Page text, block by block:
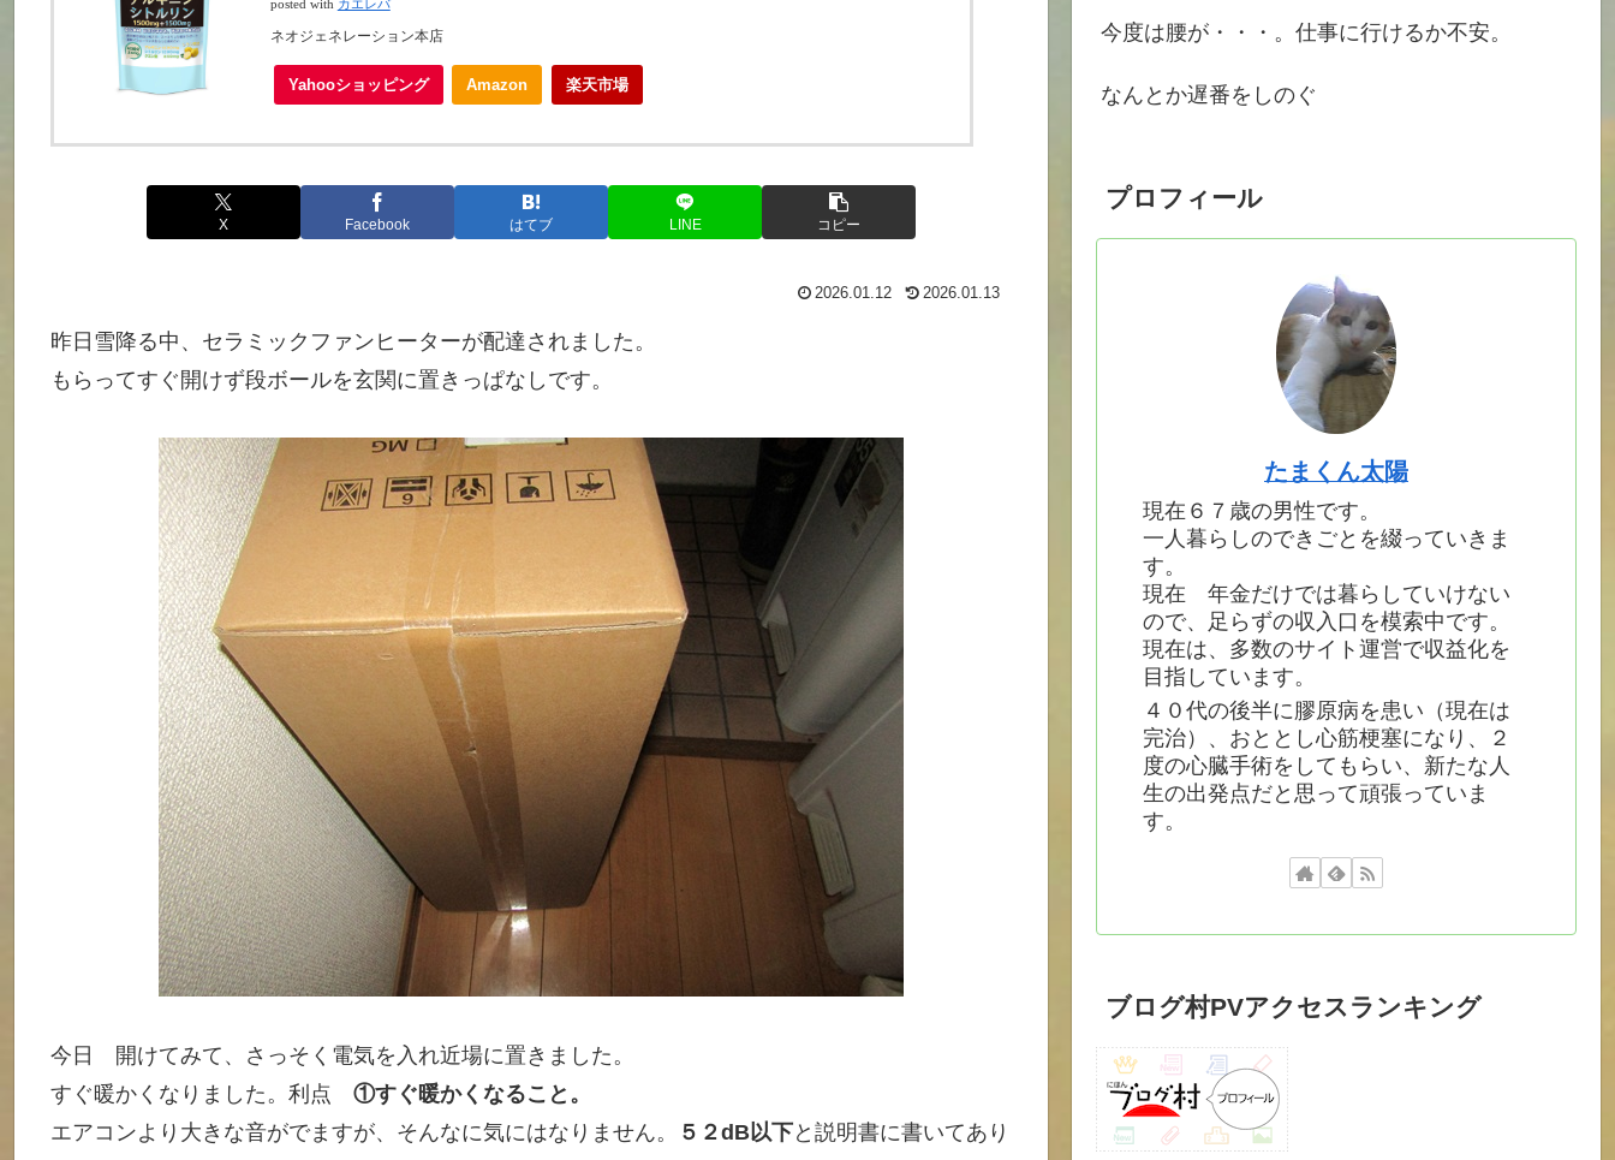
posted with カエレバ
ネオジェネレーション本店
Yahooショッピング Amazon 楽天市場
X Facebook はてブ LINE コピー
2026.01.12 2026.01.13
昨日雪降る中、セラミックファンヒーターが配達されました。
もらってすぐ開けず段ボールを玄関に置きっぱなしです。
今日 開けてみて、さっそく電気を入れ近場に置きました。
すぐ暖かくなりました。利点 ①すぐ暖かくなること。
エアコンより大きな音がでますが、そんなに気にはなりません。
５２dB以下と説明書に書いてあり
今度は腰が・・・。仕事に行けるか不安。
なんとか遅番をしのぐ
プロフィール
たまくん太陽
現在６７歳の男性です。
一人暮らしのできごとを綴っていきま
す。
現在 年金だけでは暮らしていけない
ので、足らずの収入口を模索中です。
現在は、多数のサイト運営で収益化を
目指しています。
４０代の後半に膠原病を患い（現在は
完治）、おととし心筋梗塞になり、２
度の心臓手術をしてもらい、新たな人
生の出発点だと思って頑張っていま
す。
ブログ村PVアクセスランキング